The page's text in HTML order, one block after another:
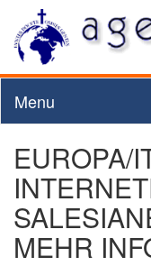
Menu
EUROPA/
MEHR